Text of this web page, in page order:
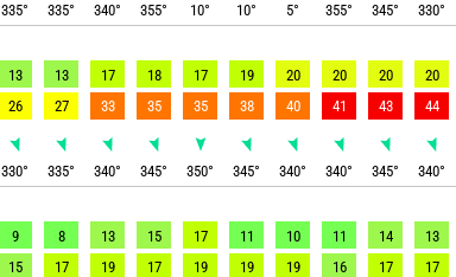
335° 335° 340° 355° 10° 10° 5° 355° 345° 330°
13 13 17 18 17 19 20 20 20 20
26 27 33 35 35 38 40 41 43 44
330° 335° 340° 345° 350° 345° 340° 340° 345° 340°
9 8 13 15 17 11 10 11 14 13
15 17 19 17 19 19 19 16 17 17